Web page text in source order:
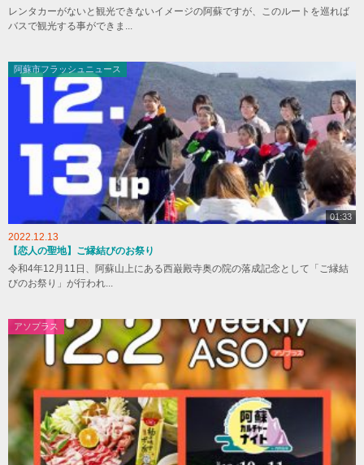
レンタカーがないと観光できないイメージの阿蘇ですが、このルートを巡れば
バスで観光する事ができま...
阿蘇市フラッシュニュース
01:33
2022.12.13
【恋人の聖地】ご縁結びのお祭り
令和4年12月11日、阿蘇山上にある西巌殿寺奥の院の落成記念として「ご縁結
びのお祭り」が行われ...
アソプラス